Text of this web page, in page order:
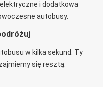
elektryczne i dodatkowa
autobusy.
w kilka sekund. Ty
się resztą.